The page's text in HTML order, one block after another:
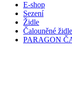
E-shop
Sezení
Židle
Čalouněné židle
PARAGON